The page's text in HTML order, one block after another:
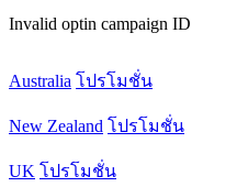
Invalid optin campaign ID
Australia โปรโมชั่น
New Zealand โปรโมชั่น
UK โปรโมชั่น